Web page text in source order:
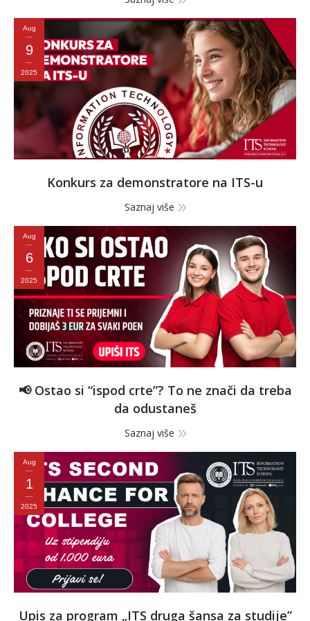
Aug
9
2025
Konkurs za demonstratore na ITS-u
Saznaj više
Aug
6
2025
📢 Ostao si “ispod crte”? To ne znači da treba
da odustaneš
Saznaj više
Aug
1
2025
Upis za program „ITS druga šansa za studije”